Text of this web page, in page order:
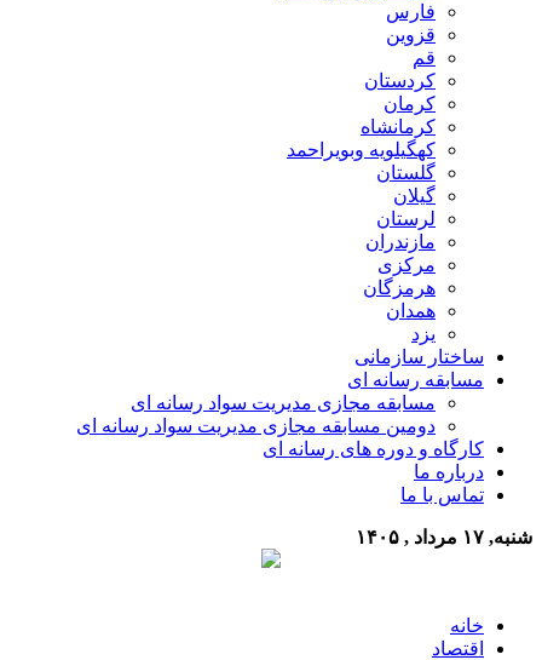
فارس
قزوین
قم
کردستان
کرمان
کرمانشاه
کهگیلویه وبویراحمد
گلستان
گیلان
لرستان
مازندران
مرکزی
هرمزگان
همدان
یزد
ساختار سازمانی
مسابقه رسانه ای
مسابقه مجازی مدیریت سواد رسانه ای
دومین مسابقه مجازی مدیریت سواد رسانه ای
کارگاه و دوره های رسانه ای
درباره ما
تماس با ما
شنبه, ۱۷ مرداد , ۱۴۰۵
خانه
اقتصاد